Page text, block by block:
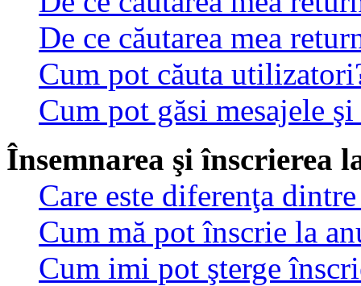
De ce căutarea mea
Cum pot căuta
Cum pot găsi mesajele
Însemnarea şi înscrierea
Care este diferenţa
Cum mă pot înscrie la
Cum imi pot şterge